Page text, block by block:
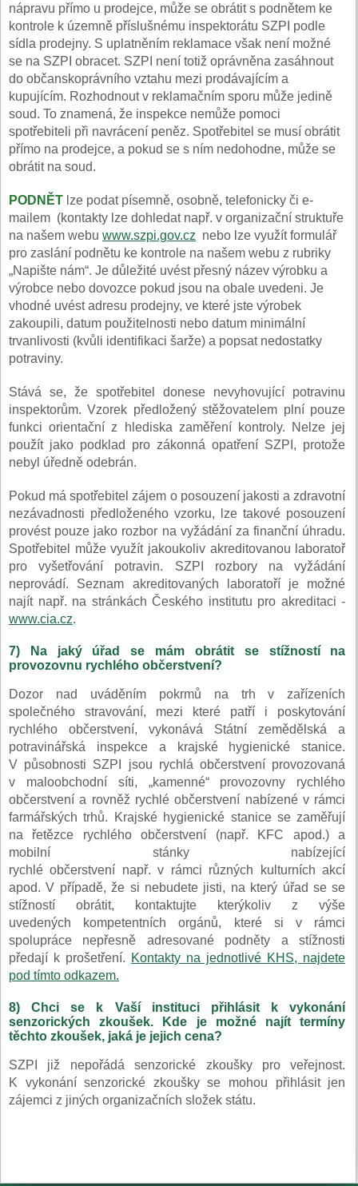
nápravu přímo u prodejce, může se obrátit s podnětem ke
kontrole k územně příslušnému inspektorátu SZPI podle
sídla prodejny. S uplatněním reklamace však není možné
se na SZPI obracet. SZPI není totiž oprávněna zasáhnout
do občanskoprávního vztahu mezi prodávajícím a
kupujícím. Rozhodnout v reklamačním sporu může jedině
soud. To znamená, že inspekce nemůže pomoci
spotřebiteli při navrácení peněz. Spotřebitel se musí obrátit
přímo na prodejce, a pokud se s ním nedohodne, může se
obrátit na soud.
PODNĚT lze podat písemně, osobně, telefonicky či e-
mailem (kontakty lze dohledat např. v organizační struktuře
na našem webu www.szpi.gov.cz nebo lze využít formulář
pro zaslání podnětu ke kontrole na našem webu z rubriky
„Napište nám“. Je důležité uvést přesný název výrobku a
výrobce nebo dovozce pokud jsou na obale uvedeni. Je
vhodné uvést adresu prodejny, ve které jste výrobek
zakoupili, datum použitelnosti nebo datum minimální
trvanlivosti (kvůli identifikaci šarže) a popsat nedostatky
potraviny.
Stává se, že spotřebitel donese nevyhovující potravinu
inspektorům. Vzorek předložený stěžovatelem plní pouze
funkci orientační z hlediska zaměření kontroly. Nelze jej
použít jako podklad pro zákonná opatření SZPI, protože
nebyl úředně odebrán.
Pokud má spotřebitel zájem o posouzení jakosti a zdravotní
nezávadnosti předloženého vzorku, lze takové posouzení
provést pouze jako rozbor na vyžádání za finanční úhradu.
Spotřebitel může využít jakoukoliv akreditovanou laboratoř
pro vyšetřování potravin. SZPI rozbory na vyžádání
neprovádí. Seznam akreditovaných laboratoří je možné
najít např. na stránkách Českého institutu pro akreditaci -
www.cia.cz.
7) Na jaký úřad se mám obrátit se stížností na
provozovnu rychlého občerstvení?
Dozor nad uváděním pokrmů na trh v zařízeních
společného stravování, mezi které patří i poskytování
rychlého občerstvení, vykonává Státní zemědělská a
potravinářská inspekce a krajské hygienické stanice.
V působnosti SZPI jsou rychlá občerstvení provozovaná
v maloobchodní síti, „kamenné“ provozovny rychlého
občerstvení a rovněž rychlé občerstvení nabízené v rámci
farmářských trhů. Krajské hygienické stanice se zaměřují
na řetězce rychlého občerstvení (např. KFC apod.) a
mobilní stánky nabízející
rychlé občerstvení např. v rámci různých kulturních akcí
apod. V případě, že si nebudete jisti, na který úřad se se
stížností obrátit, kontaktujte kterýkoliv z výše
uvedených kompetentních orgánů, které si v rámci
spolupráce nepřesně adresované podněty a stížnosti
předají k prošetření. Kontakty na jednotlivé KHS, najdete
pod tímto odkazem.
8) Chci se k Vaší instituci přihlásit k vykonání
senzorických zkoušek. Kde je možné najít termíny
těchto zkoušek, jaká je jejich cena?
SZPI již nepořádá senzorické zkoušky pro veřejnost.
K vykonání senzorické zkoušky se mohou přihlásit jen
zájemci z jiných organizačních složek státu.